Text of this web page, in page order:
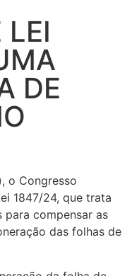
LEI
DE
o Congresso
1847/24, que trata
para compensar as
das folhas de